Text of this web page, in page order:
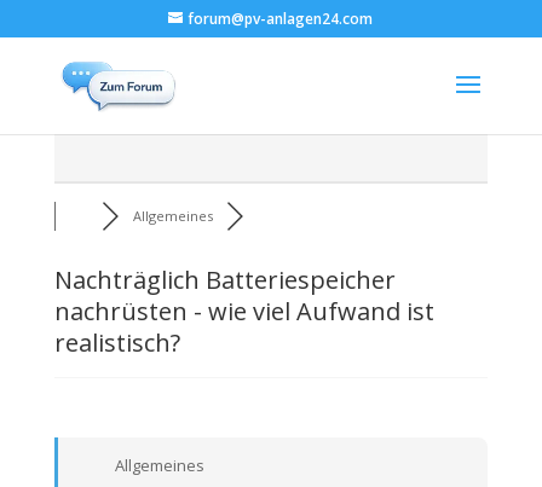
forum@pv-anlagen24.com
Allgemeines
Nachträglich Batteriespeicher
nachrüsten - wie viel Aufwand ist
realistisch?
Allgemeines